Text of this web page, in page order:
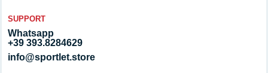
SUPPORT
Whatsapp
+39 393.8284629
info@sportlet.store